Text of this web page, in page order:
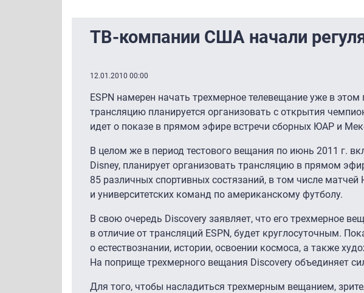
ТВ-компании США начали
12.01.2010 00:00
ESPN намерен начать трехмерное телевещание уже в
трансляцию планируется организовать с открытия
идет о показе в прямом эфире встречи сборных ЮАР и
В целом же в период тестового вещания по июнь 2011 г.
Disney, планирует организовать трансляцию в прямом
85 различных спортивных состязаний, в том числе
и университетских команд по американскому футболу.
В свою очередь Discovery заявляет, что его трехмерное
в отличие от трансляций ESPN, будет круглосуточным.
о естествознании, истории, освоении космоса, а также
На поприще трехмерного вещания Discovery объединяет
Для того, чтобы насладиться трехмерным вещанием,